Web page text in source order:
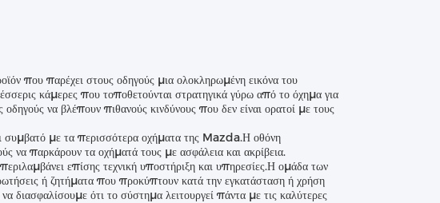
που παρέχει στους οδηγούς μια ολοκληρωμένη εικόνα του
κάμερες που τοποθετούνται στρατηγικά γύρω από το όχημα για
να βλέπουν πιθανούς κινδύνους που δεν είναι ορατοί με τους
συμβατό με τα περισσότερα οχήματα της Mazda.Η οθόνη
να παρκάρουν τα οχήματά τους με ασφάλεια και ακρίβεια.
επίσης τεχνική υποστήριξη και υπηρεσίες.Η ομάδα των
ή ζητήματα που προκύπτουν κατά την εγκατάσταση ή χρήση
διασφαλίσουμε ότι το σύστημα λειτουργεί πάντα με τις καλύτερες